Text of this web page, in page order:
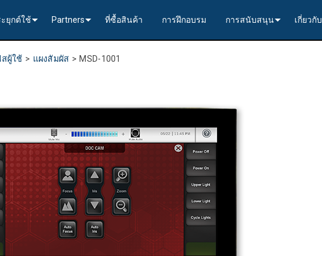
N2000 Series (HD)
N1000 Series (HD)
>---------H.26x Solutions--------<
N3300 Series (4K60)
N3000 Series (HD)
>---------H.264 Solutions--------<
N3000 Series (HD 9x1)
N-Able Control Software
อุปกรณ์เสริมการติดตั้ง
พลังงาน
Incite 4K60 (8x1:3)
Precis (4K60 4x2 - 8x8 +4)
>------------------------------------------<
CTC (4K60 6x1) Switching & Transport Kit w/ USB-C
CTP (4K30 4x1) Switching & Transport Kit
>------------------------------------------<
ตัวเรือนลำโพง (พร้อมตัวควบคุมหลัก)
8x8
16x16
32x32
>------------------------------------------<
CPU Upgrade Kit
4K60 Cards and Endpoints
4K30 Cards and Endpoints
HD Cards and Endpoints
การ์ดเสียง ชุดแผงสลับเสียง
การขนส่งระยะไกลสำหรับระบบเสียงและภาพ
DXLink Fiber (>100m)
DXLink U/STP (<100m)
DXLite U/STP (<70m)
Switching & Transport Kits (<100m)
Switching, Transport, and Control Solution (<70m)
ะมวลผลหน้าต่างPrecis (4K60 4x1 + 1)
สริม A/V แบบดั้งเดิม
การติดตั้ง
กำลัง
สายเคเบิล
UVC1-4K HDMI to USB Capture
Precis (4K60 4x1 + 1)
>----------1G Solutions----------<
N2400 Series (4K60 4x1)
N2000 Series (4K30 4x1)
>---------H.264 Solutions--------<
ยกรรม
Modulesสายดึงเก็บได้
Video
Cat 6
USB
โมดูลอำนาจ
การทำงานร่วมกัน
Touch Panels
6x1) Switching & Transport Kit w/ USB-C
4x1) Switching & Transport Kit
ส Varia
อุปกรณ์เสริมแผงควบคุมสัมผัส
การติดตั้ง
ไฟฟ้า
แจ Metreau (Decora Style)
Massio (Surface Mount)
พอดพร้อมตัวควบคุม
Massio ControlPads (Surface Mount)
เคชัน TPC-TPI-PRO
ผล
คุมกลาง MUSE Controllers
NetLinx NX Controllers
เสริมควบคุมการติดตั้ง
าและการจัดการ
Automator
Extension for VS Code
ยุกต์ใช้
Restaurants
Centers
Communication
Partners ที่ซื้อสินค้า การฝึกอบรม การสนับสนุน เกี่ยวกับ
ผู้ใช้ > แผงสัมผัส > MSD-1001